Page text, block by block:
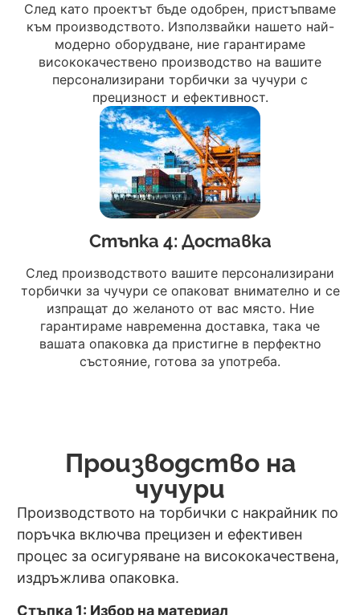
След като проектът бъде одобрен, пристъпваме
към производството. Използвайки нашето най-
модерно оборудване, ние гарантираме
висококачествено производство на вашите
персонализирани торбички за чучури с
прецизност и ефективност.
Стъпка 4: Доставка
След производството вашите персонализирани
торбички за чучури се опаковат внимателно и се
изпращат до желаното от вас място. Ние
гарантираме навременна доставка, така че
вашата опаковка да пристигне в перфектно
състояние, готова за употреба.
Производство на
чучури
Производството на торбички с накрайник по
поръчка включва прецизен и ефективен
процес за осигуряване на висококачествена,
издръжлива опаковка.
Стъпка 1: Избор на материал